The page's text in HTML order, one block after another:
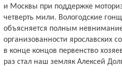
и Москвы при поддержке
четверть мили. Вологодские
объясняется полным
организованности ярославских
в конце концов первенство
раз стал наш земляк Алексей